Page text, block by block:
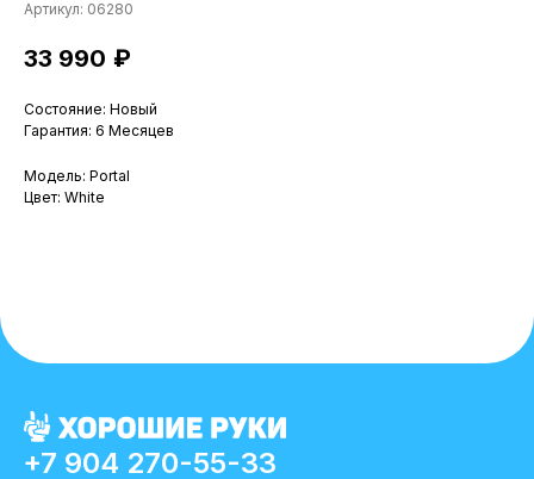
Артикул: 06280
33 990 ₽
Состояние: Новый
Гарантия: 6 Месяцев
Модель: Portal
Цвет: White
+7 904 270-55-33